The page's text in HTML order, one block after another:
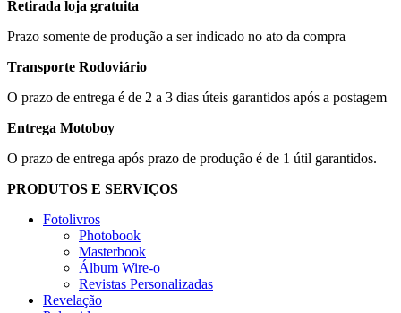
Retirada loja gratuita
Prazo somente de produção a ser indicado no ato da compra
Transporte Rodoviário
O prazo de entrega é de 2 a 3 dias úteis garantidos após a postagem
Entrega Motoboy
O prazo de entrega após prazo de produção é de 1 útil garantidos.
PRODUTOS E SERVIÇOS
Fotolivros
Photobook
Masterbook
Álbum Wire-o
Revistas Personalizadas
Revelação